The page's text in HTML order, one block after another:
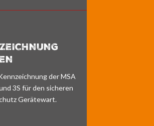
der MSA
3S für den sicheren
Gerätewart.